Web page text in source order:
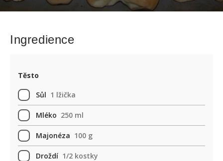
Ingredience
Těsto
Sůl 1 lžička
Mléko 250 ml
Majonéza 100 g
Droždí 1/2 kostky